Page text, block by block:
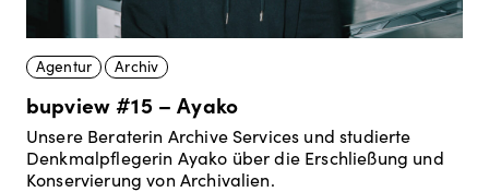
Agentur Archiv
bupview #15 – Ayako
Unsere Beraterin Archive Services und studierte
Denkmalpflegerin Ayako über die Erschließung und
Konservierung von Archivalien.